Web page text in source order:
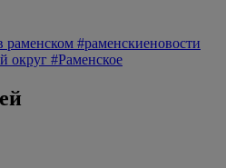
раменском #раменскиеновости
округ #Раменское